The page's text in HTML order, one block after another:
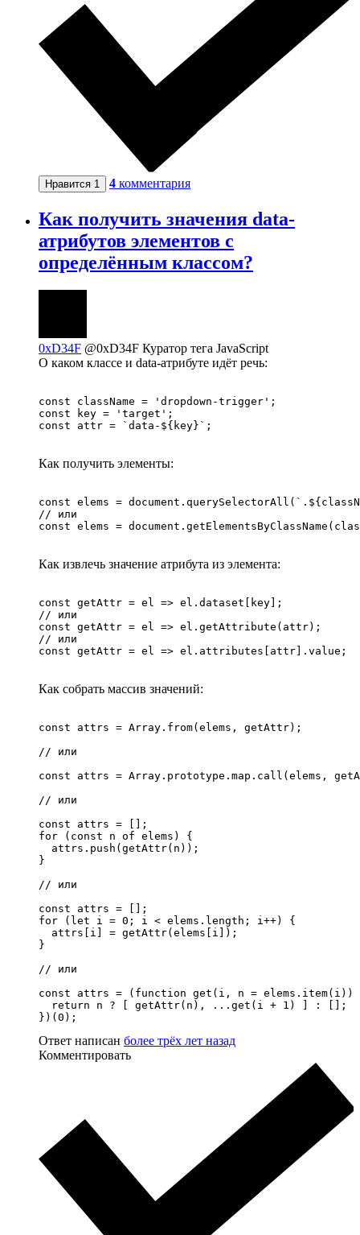
Нравится 1 4 комментария
Как получить значения data-
атрибутов элементов с
определённым классом?
0xD34F @0xD34F Куратор тега JavaScript
О каком классе и data-атрибуте идёт речь:
const className = 'dropdown-trigger';
const key = 'target';
const attr = `data-${key}`;
Как получить элементы:
const elems =
// или
const elems =
Как извлечь значение атрибута из элемента:
const getAttr = el => el.dataset[key];
// или
const getAttr = el => el.getAttribute(attr);
// или
const getAttr = el => el.attributes[attr].value;
Как собрать массив значений:
const attrs = Array.from(elems, getAttr);
// или
const attrs = Array.prototype.map.call(elems,
// или
const attrs = [];
for (const n of elems) {
  attrs.push(getAttr(n));
}
// или
const attrs = [];
for (let i = 0; i < elems.length; i++) {
  attrs[i] = getAttr(elems[i]);
}
// или
const attrs = (function get(i, n = elems.item(i))
  return n ? [ getAttr(n), ...get(i + 1) ] : [];
})(0);
Ответ написан более трёх лет назад
Комментировать